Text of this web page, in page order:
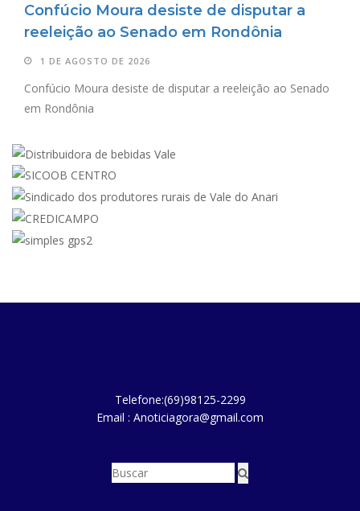
Confúcio Moura desiste de disputar a
reeleição ao Senado em Rondônia
1 DE AGOSTO DE 2026
Confúcio Moura desiste de disputar a reeleição ao Senado
em Rondônia
Telefone:(69)98125-2299
Email : Anoticiagora@gmail.com